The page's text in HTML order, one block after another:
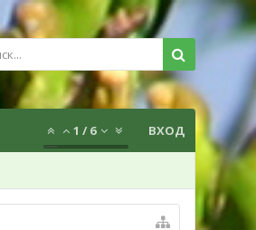
1 / 6 ВХОД